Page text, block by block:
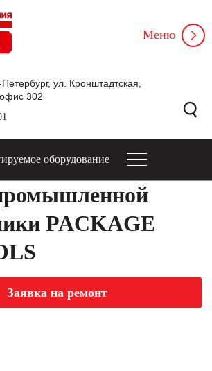
Петербург, ул. Кронштадтская,
302
Меню
оборудование
PACKAGE
Заявка на ремонт